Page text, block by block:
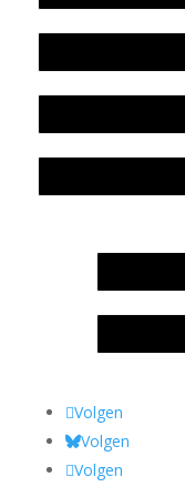
Volgen
Volgen
Volgen